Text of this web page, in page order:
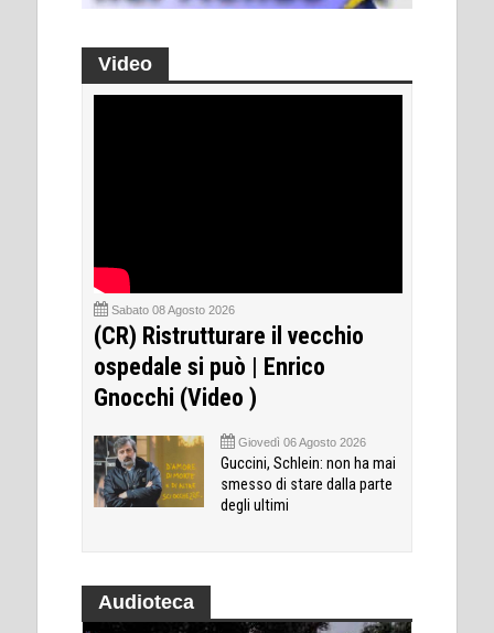
Video
Sabato 08 Agosto 2026
(CR) Ristrutturare il vecchio
ospedale si può | Enrico
Gnocchi (Video )
Giovedì 06 Agosto 2026
Guccini, Schlein: non ha mai
smesso di stare dalla parte
degli ultimi
Audioteca